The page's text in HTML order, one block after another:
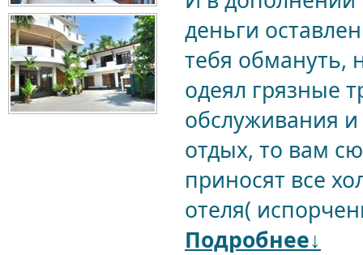
деньги
тебя обмануть,
одеял грязные
обслуживания
отдых, то вам
приносят все
отеля(
Подробнее↓